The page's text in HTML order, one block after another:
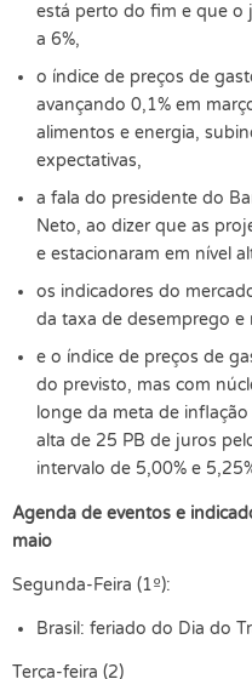
está perto do fim e que o
a 6%,
o índice de preços de
avançando 0,1% em
alimentos e energia,
expectativas,
a fala do presidente do
Neto, ao dizer que as
e estacionaram em nível
os indicadores do
da taxa de desemprego
e o índice de preços de
do previsto, mas com
longe da meta de
alta de 25 PB de juros
intervalo de 5,00% e
Agenda de eventos e
maio
Segunda-Feira (1º):
Brasil: feriado do Dia do
Terça-feira (2)